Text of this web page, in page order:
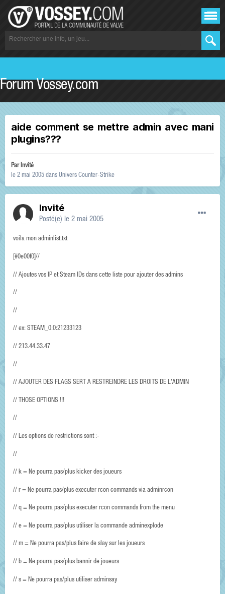
Forum Vossey.com
aide comment se mettre admin avec mani
plugins???
Par Invité
le 2 mai 2005 dans Univers Counter-Strike
Invité
Posté(e) le 2 mai 2005
voila mon adminlist.txt
[#0e00f0]//
// Ajoutes vos IP et Steam IDs dans cette liste pour ajouter des admins
//
//
// ex: STEAM_0:0:21233123
// 213.44.33.47
//
// AJOUTER DES FLAGS SERT A RESTREINDRE LES DROITS DE L'ADMIN
// THOSE OPTIONS !!!
//
// Les options de restrictions sont :-
//
// k = Ne pourra pas/plus kicker des joueurs
// r = Ne pourra pas/plus executer rcon commands via adminrcon
// q = Ne pourra pas/plus executer rcon commands from the menu
// e = Ne pourra pas/plus utiliser la commande adminexplode
// m = Ne pourra pas/plus faire de slay sur les joueurs
// b = Ne pourra pas/plus bannir de joueurs
// s = Ne pourra pas/plus utiliser adminsay